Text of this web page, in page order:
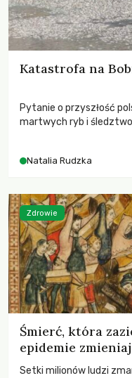
Katastrofa na
Pytanie o przyszłość
martwych ryb i śledztwo
zdarzeń prowadzących
Natalia Rudzka
Śmierć, która
epidemie
Setki milionów ludzi
Zdrowie